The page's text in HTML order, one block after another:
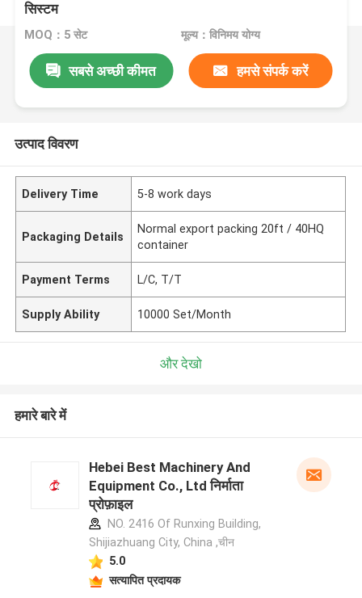
सिस्टम
MOQ：5 सेट मूल्य：विनिमय योग्य
सबसे अच्छी कीमत हमसे संपर्क करें
उत्पाद विवरण
Delivery Time 5-8 work days
Packaging Details
Normal export packing 20ft / 40HQ
container
Payment Terms L/C, T/T
Supply Ability 10000 Set/Month
और देखो
हमारे बारे में
Hebei Best Machinery And
Equipment Co., Ltd निर्माता
प्रोफ़ाइल
NO. 2416 Of Runxing Building,
Shijiazhuang City, China ,चीन
5.0
सत्यापित प्रदायक